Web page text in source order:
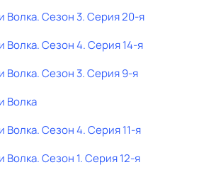
Волка. Сезон 3. Серия 20-я
Волка. Сезон 4. Серия 14-я
Волка. Сезон 3. Серия 9-я
Волка
Волка. Сезон 4. Серия 11-я
Волка. Сезон 1. Серия 12-я